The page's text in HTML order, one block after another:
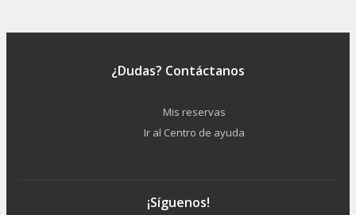
¿Dudas? Contáctanos
Mis reservas
Ir al Centro de ayuda
¡Síguenos!